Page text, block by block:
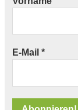
E-Mail *